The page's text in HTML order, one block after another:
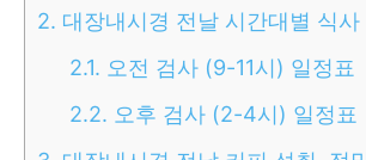
2. 대장내시경 전날 시간대별 식사
2.1. 오전 검사 (9-11시) 일정표
2.2. 오후 검사 (2-4시) 일정표